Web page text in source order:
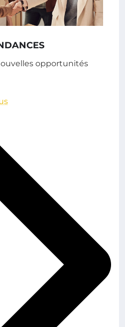
opportunités